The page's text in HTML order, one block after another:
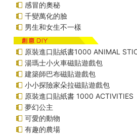
感冒的奧秘
千變萬化的臉
男生和女生不一樣
原裝進口貼紙書1000 ANIMAL
湯瑪士小火車磁貼遊戲包
建築師巴布磁貼遊戲包
小小探險家朵拉磁貼遊戲包
原裝進口貼紙書 1000 ACTIVITIES
夢幻公主
可愛的動物
有趣的農場